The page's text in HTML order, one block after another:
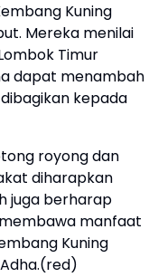
Kuning
Mereka menilai
Timur
dapat menambah
kepada
royong dan
diharapkan
juga berharap
manfaat
Kuning